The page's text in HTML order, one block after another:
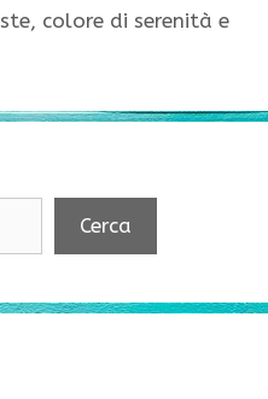
colore di serenità e
Cerca